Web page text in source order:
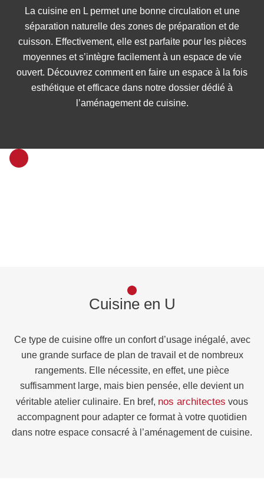
La cuisine en L permet une bonne circulation et une
séparation naturelle des zones de préparation et de
cuisson. Effectivement, elle est parfaite pour les pièces
moyennes et s’intègre facilement à un espace de vie
ouvert. Découvrez comment en faire un espace à la fois
esthétique et efficace dans notre dossier dédié à
l’aménagement de cuisine.
Cuisine en U
Ce type de cuisine offre un confort d’usage inégalé, avec
une grande surface de plan de travail et de nombreux
rangements. Elle nécessite, en effet, une pièce
suffisamment large, mais bien pensée, elle devient un
véritable atelier culinaire. En bref, nos architectes vous
accompagnent pour adapter ce format à votre quotidien
dans notre espace consacré à l’aménagement de cuisine.